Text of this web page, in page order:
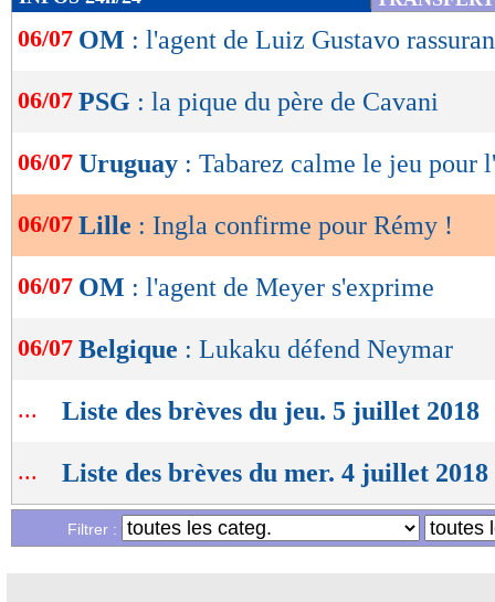
de
lecture
OK
06/07 OM : l'agent de Luiz Gustavo
06/07 PSG : la pique du père de Cavani
06/07 Uruguay : Tabarez calme le jeu pour
06/07 Lille : Ingla confirme pour Rémy !
06/07 OM : l'agent de Meyer s'exprime
06/07 Belgique : Lukaku défend Neymar
... Liste des brèves du jeu. 5 juillet 2018
... Liste des brèves du mer. 4 juillet 2018
Filtrer :